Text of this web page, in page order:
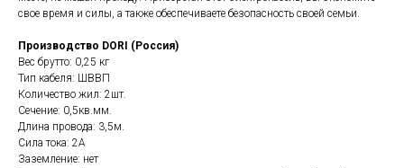
свое время и силы, а также обеспечиваете безопасность своей семьи.
Производство DORI (Россия)
Вес брутто: 0,25 кг
Тип кабеля: ШВВП
Количество жил: 2шт.
Сечение: 0,5кв.мм.
Длина провода: 3,5м.
Сила тока: 2А
Заземление: нет